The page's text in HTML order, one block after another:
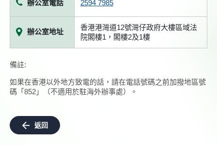
辦公室電話 2594 7985
辦公室地址
香港港灣道12號灣仔政府大樓區域法
院閣樓1，閣樓2及1樓
備註:
如果在香港以外地方致電的話，請在電話號碼之前加撥地區號
碼「852」（不適用於駐海外辦事處）。
返回